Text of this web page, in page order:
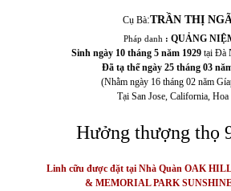
Cụ Bà:TRẦN THỊ
Pháp danh : QUẢNG
Sinh ngày 10 tháng 5 năm 1929 tại Đà
Đã tạ thếngày 25 tháng 03
(Nhằm ngày 16 tháng 02 năm
Tại San Jose, California,
Hưởng thượng thọ
Linh cữu được đặt tại Nhà Quàn OAK
& MEMORIAL PARK